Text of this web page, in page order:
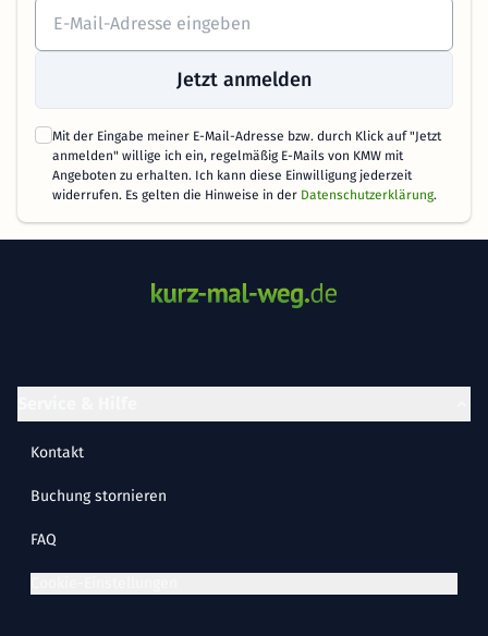
Jetzt anmelden
Mit der Eingabe meiner E-Mail-Adresse bzw. durch Klick auf "Jetzt
anmelden" willige ich ein, regelmäßig E-Mails von KMW mit
Angeboten zu erhalten. Ich kann diese Einwilligung jederzeit
widerrufen. Es gelten die Hinweise in der Datenschutzerklärung.
Kontakt
Buchung stornieren
FAQ